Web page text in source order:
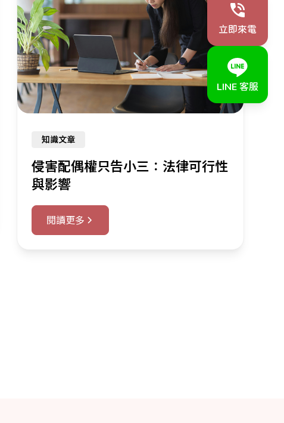
知識文章
侵害配偶權只告小三：法律可行性
與影響
閱讀更多
立即來電
LINE 客服